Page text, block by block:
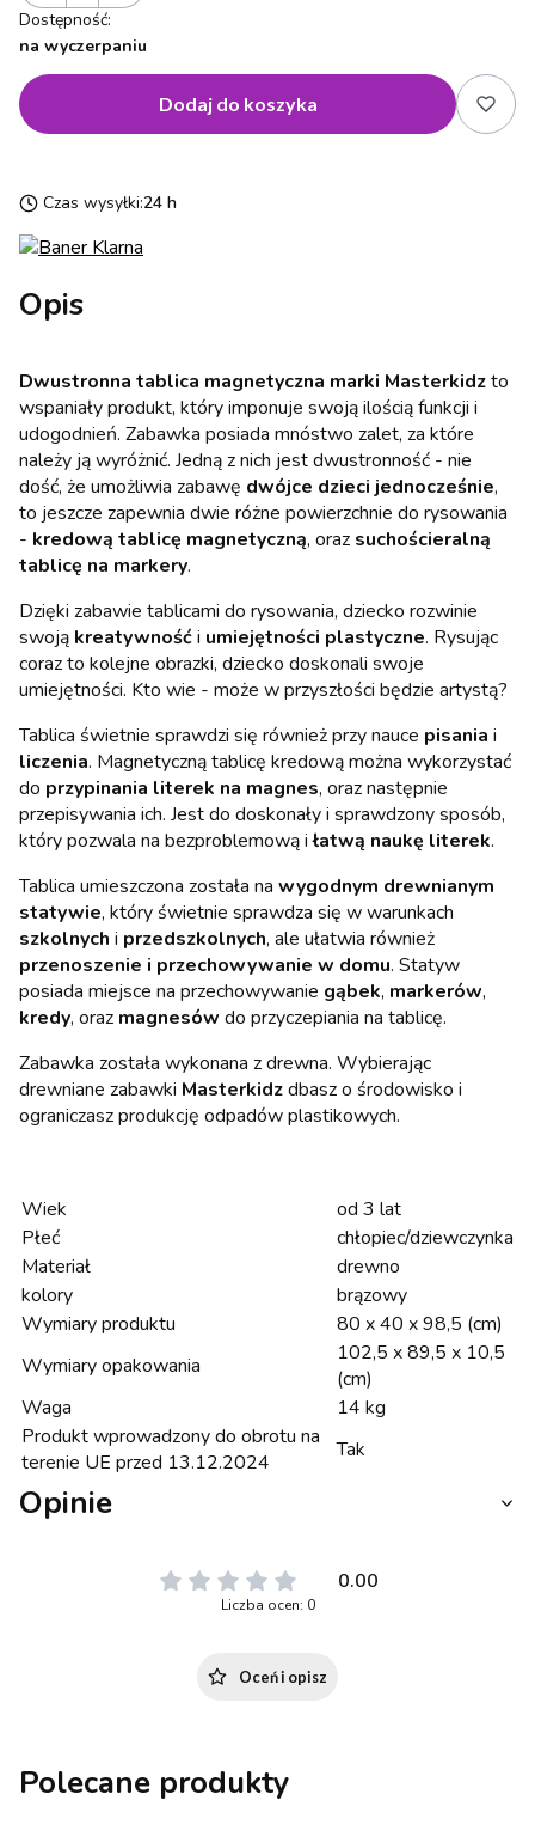
Dostępność:
na wyczerpaniu
Dodaj do koszyka
Czas wysyłki:24 h
Opis
Dwustronna tablica magnetyczna marki Masterkidzto
wspaniały produkt, który imponuje swoją ilością funkcji i
udogodnień. Zabawka posiada mnóstwo zalet, za które
należy ją wyróżnić. Jedną z nich jest dwustronność - nie
dość, że umożliwia zabawę dwójce dzieci jednocześnie,
to jeszcze zapewnia dwie różne powierzchnie do rysowania
- kredową tablicę magnetyczną, oraz suchościeralną
tablicę na markery.
Dzięki zabawie tablicami do rysowania, dziecko rozwinie
swoją kreatywnośći umiejętności plastyczne. Rysując
coraz to kolejne obrazki, dziecko doskonali swoje
umiejętności. Kto wie - może w przyszłości będzie artystą?
Tablica świetnie sprawdzi się również przy nauce pisania i
liczenia. Magnetyczną tablicę kredową można wykorzystać
do przypinania literek na magnes, oraz następnie
przepisywania ich. Jest do doskonały i sprawdzony sposób,
który pozwala na bezproblemową iłatwą naukę literek.
Tablica umieszczona została na wygodnym drewnianym
statywie, który świetnie sprawdza się w warunkach
szkolnych i przedszkolnych, ale ułatwia również
przenoszenie i przechowywanie w domu. Statyw
posiada miejsce na przechowywanie gąbek, markerów,
kredy, oraz magnesów do przyczepiania na tablicę.
Zabawka została wykonana z drewna. Wybierając
drewniane zabawki Masterkidzdbasz o środowisko i
ograniczasz produkcję odpadów plastikowych.
Wiek
od 3 lat
Płeć
chłopiec/dziewczynka
Materiał
drewno
kolory
brązowy
Wymiary produktu
80 x 40 x 98,5 (cm)
Wymiary opakowania
102,5 x 89,5 x 10,5
(cm)
Waga
14 kg
Produkt wprowadzony do obrotu na
terenie UE przed 13.12.2024
Tak
Opinie
0.00
Liczba ocen: 0
Oceń i opisz
Polecane produkty